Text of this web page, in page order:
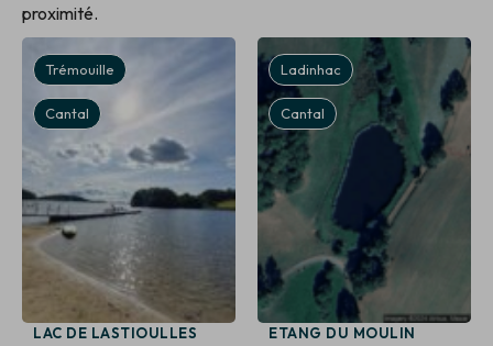
proximité.
Trémouille
Cantal
LAC DE LASTIOULLES
Ladinhac
Cantal
ETANG DU MOULIN